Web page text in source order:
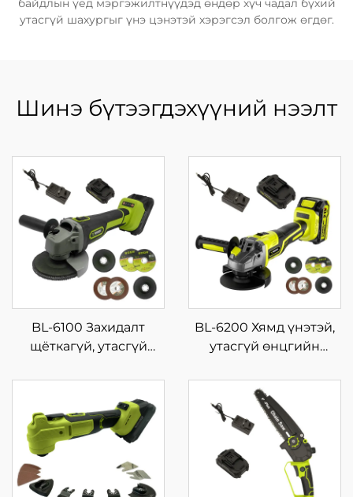
байдлын үед мэргэжилтнүүдэд өндөр хүч чадал бүхий
утасгүй шахургыг үнэ цэнэтэй хэрэгсэл болгож өгдөг.
Шинэ бүтээгдэхүүний нээлт
BL-6100 Захидалт
щёткагүй, утасгүй
зүйлтэй жижиг машин,
аксессуар: өнцгийн
шлифмашин
BL-6200 Хямд үнэтэй,
утасгүй өнцгийн
дэлгэцтэй, хурдны
хяналттой, өндөр
чанартай полировлэх
шлифмашин,
цэнэглэгддэг,
щёткагүй моторт